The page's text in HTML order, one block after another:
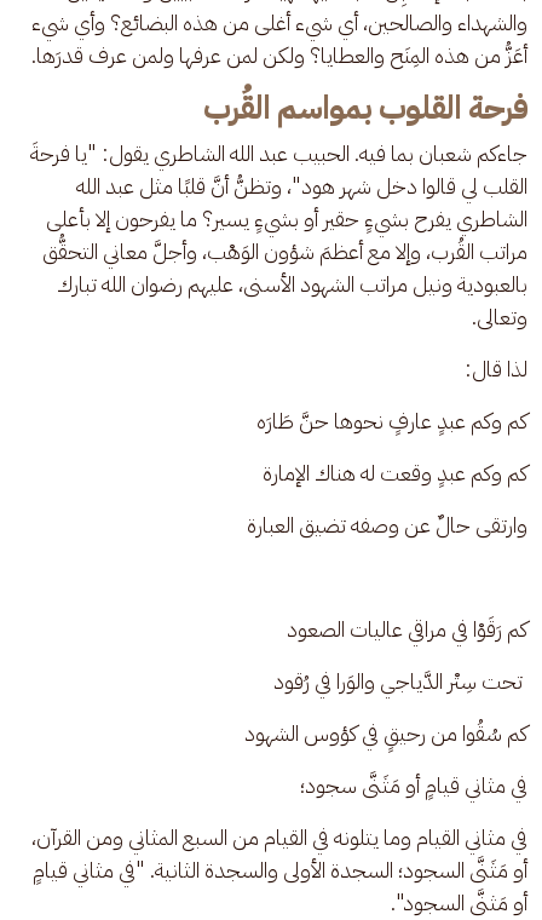
والشهداء والصالحين، أي شيء أغلى من هذه البضائع؟ وأي شيء
أعَزُّ من هذه المِنَح والعطايا؟ ولكن لمن عرفها ولمن عرف قدرَها.
فرحة القلوب بمواسم القُرب
جاءكم شعبان بما فيه. الحبيب عبد الله الشاطري يقول: "يا فرحةَ
القلب لي قالوا دخل شهر هود"، وتظنُّ أنَّ قلبًا مثل عبد الله
الشاطري يفرح بشيءٍ حقير أو بشيءٍ يسير؟ ما يفرحون إلا بأعلى
مراتب القُرب، وإلا مع أعظمَ شؤون الوَهْب، وأجلَّ معاني التحقُّق
بالعبودية ونيل مراتب الشهود الأسنى، عليهم رضوان الله تبارك
وتعالى.
لذا قال:
كم وكم عبدٍ عارفٍ نحوها حنَّ طَارَه
كم وكم عبدٍ وقعت له هناك الإمارة
وارتقى حالٌ عن وصفه تضيق العبارة
كم رَقَوْا في مراقي عاليات الصعود
تحت سِتْر الدَّياجي والوَرا في رُقود
كم سُقُوا من رحيقٍ في كؤوس الشهود
في مثاني قيامٍ أو مَثَنَّى سجود؛
في مثاني القيام وما يتلونه في القيام من السبع المثاني ومن القرآن،
أو مَثَنَّى السجود؛ السجدة الأولى والسجدة الثانية. "في مثاني قيامٍ
أو مَثنَّى السجود".